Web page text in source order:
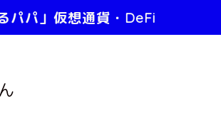
パパ」仮想通貨・DeFi